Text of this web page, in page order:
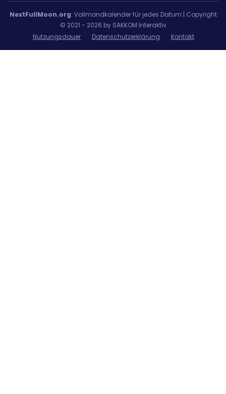
NextFullMoon.org: Vollmondkalender für jedes Datum | Copyright
© 2021 - 2026 by SAKKOM Interaktiv
Nutzungsdauer
Datenschutzerklärung Kontakt